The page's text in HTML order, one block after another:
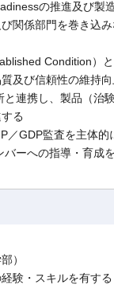
の推進及び製
関係部門を巻き込
Condition）
及び信頼性の維持
と連携し、製品（治
る
／GDP監査を主体的
バーへの指導・育成
）
験・スキルを有する